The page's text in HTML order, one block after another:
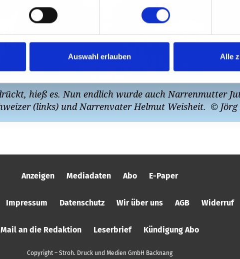
Auswahl erlauben Alle
hieß es. Nun endlich wurde auch Narrenmutter
(links) und Narrenvater Helmut Weisheit. © Jörg
Anzeigen Mediadaten Abo E-Paper
Impressum Datenschutz Wir über uns AGB Widerruf
Mail an die Redaktion Leserbrief Kündigung Abo
Copyright – Stroh. Druck und Medien GmbH Backnang